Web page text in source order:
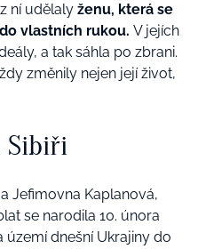
ní udělaly ženu, která se
vlastních rukou. V jejích
a tak sáhla po zbrani.
změnily nejen její život,
Sibiři
Jefimovna Kaplanová,
se narodila 10. února
území dnešní Ukrajiny do